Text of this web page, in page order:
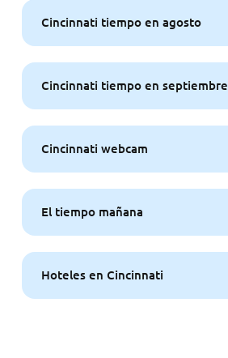
Cincinnati tiempo en agosto
Cincinnati tiempo en septiembre
Cincinnati webcam
El tiempo mañana
Hoteles en Cincinnati